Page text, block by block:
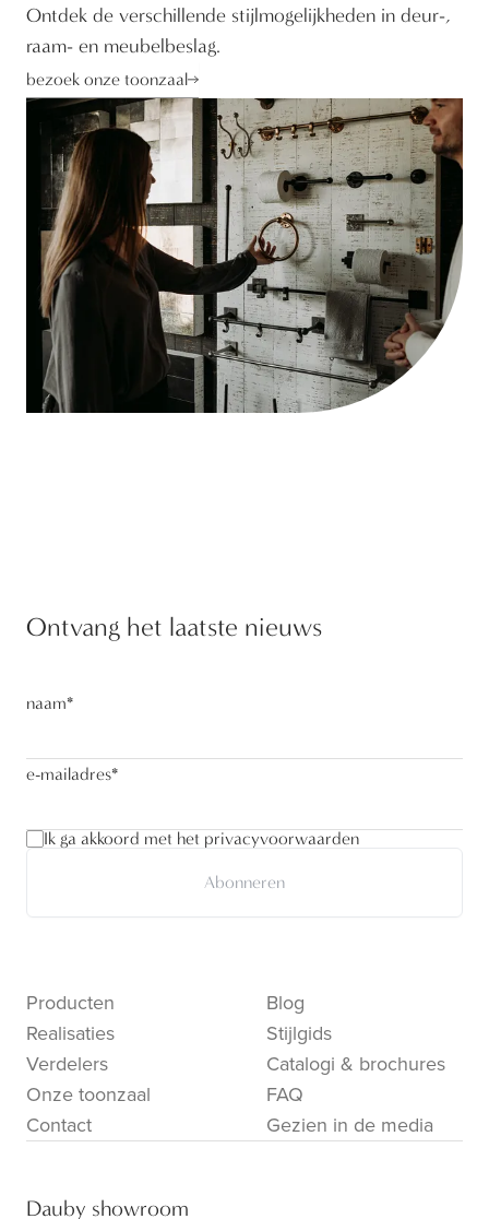
Ontdek de verschillende stijlmogelijkheden in deur-,
raam- en meubelbeslag.
bezoek onze toonzaal
Ontvang het laatste nieuws
naam*
e-mailadres*
Ik ga akkoord met het privacyvoorwaarden
Abonneren
Producten
Realisaties
Verdelers
Onze toonzaal
Contact
Blog
Stijlgids
Catalogi & brochures
FAQ
Gezien in de media
Dauby showroom